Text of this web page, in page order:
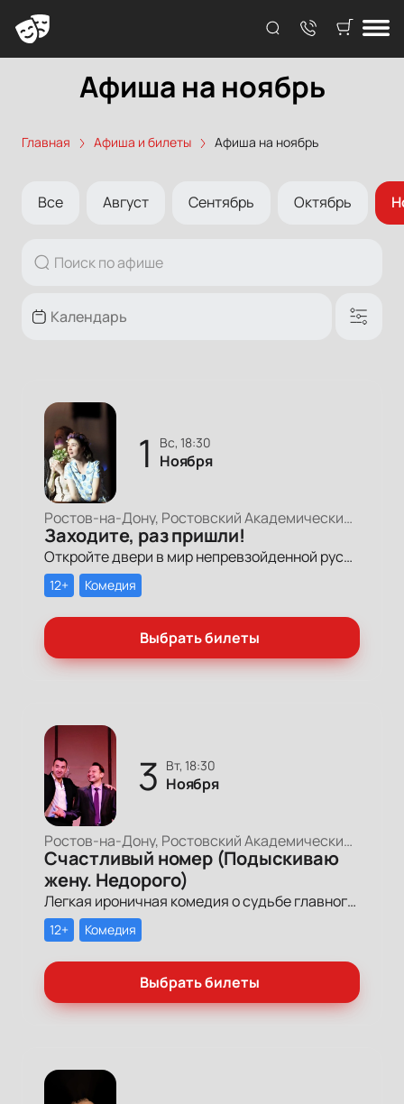
Афиша на ноябрь
Главная Афиша и билеты Афиша на ноябрь
Все Август Сентябрь Октябрь
1 вс, 18:30
Ноября
Ростов-на-Дону, Ростовский Академический Театр Драмы, Большая сцена
Заходите, раз пришли!
Откройте двери в мир непревзойденной русской души и настоящей народной мудрости в спектакле «Заходите, раз пришли!», основанном на легендарных рассказах Василия Макаровича Шукшина.
12+ Комедия
Выбрать билеты
3 вт, 18:30
Ноября
Ростов-на-Дону, Ростовский Академический Театр Драмы, Малая сцена
Счастливый номер (Подыскиваю
жену. Недорого)
Легкая ироничная комедия о судьбе главного героя-миллионера, который мечтает обрести успех и в личной жизни.
12+ Комедия
Выбрать билеты